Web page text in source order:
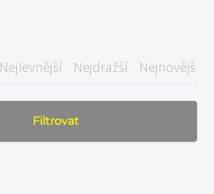
Nejlevnější Nejdražší Nejnovější
Filtrovat